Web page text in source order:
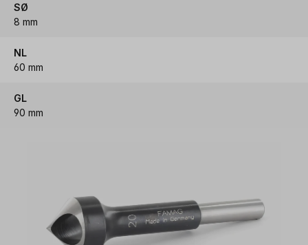
SØ
8 mm
NL
60 mm
GL
90 mm